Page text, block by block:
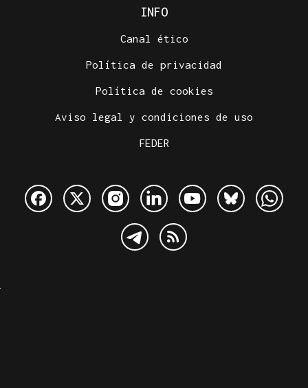
INFO
Canal ético
Política de privacidad
Política de cookies
Aviso legal y condiciones de uso
FEDER